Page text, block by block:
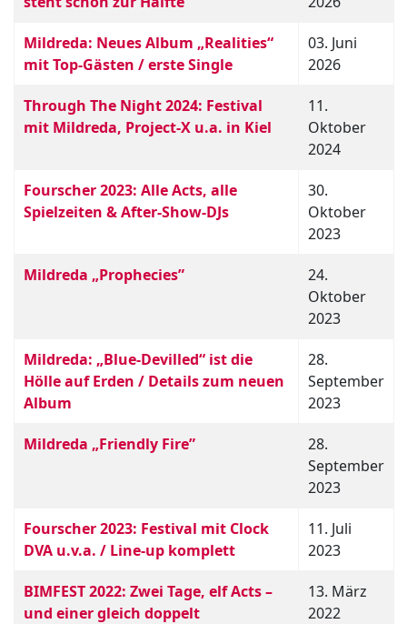
Mildreda: Neues Album „Realities“
mit Top-Gästen / erste Single
03. Juni
2026
Through The Night 2024: Festival
mit Mildreda, Project-X u.a. in Kiel
11.
Oktober
2024
Fourscher 2023: Alle Acts, alle
Spielzeiten & After-Show-DJs
30.
Oktober
2023
Mildreda „Prophecies”
24.
Oktober
2023
Mildreda: „Blue-Devilled“ ist die
Hölle auf Erden / Details zum neuen
Album
28.
September
2023
Mildreda „Friendly Fire”
28.
September
2023
Fourscher 2023: Festival mit Clock
DVA u.v.a. / Line-up komplett
11. Juli
2023
BIMFEST 2022: Zwei Tage, elf Acts –
und einer gleich doppelt
13. März
2022